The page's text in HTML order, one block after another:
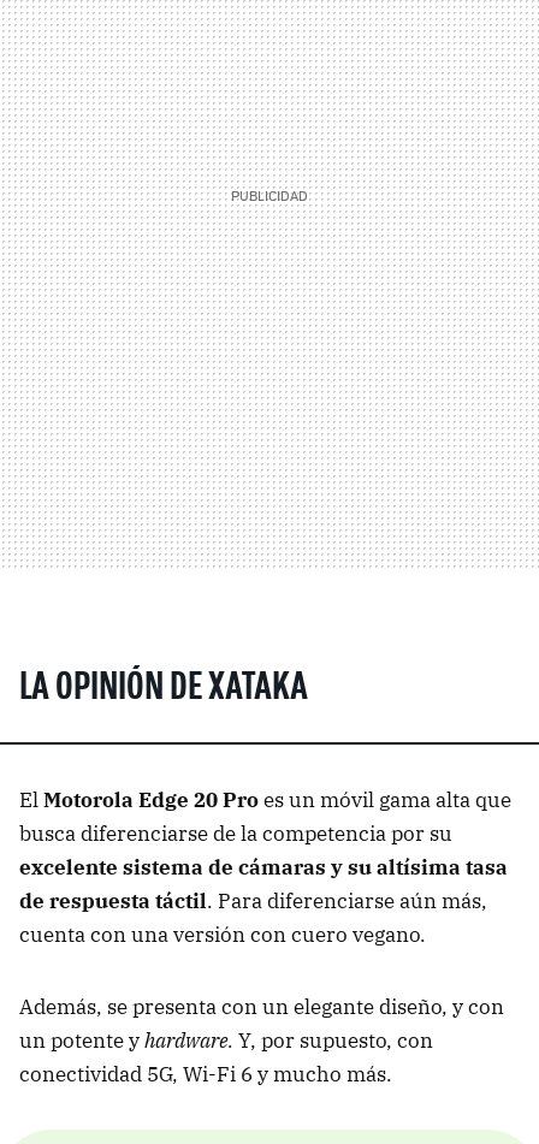
LA OPINIÓN DE XATAKA
ElMotorola Edge 20 Proes un móvil gama alta que
busca diferenciarse de la competencia por su
excelente sistema de cámaras y su altísima tasa
de respuesta táctil. Para diferenciarse aún más,
cuenta con una versión con cuero vegano.
Además, se presenta con un elegante diseño, y con
un potente yhardware. Y, por supuesto, con
conectividad 5G, Wi-Fi 6 y mucho más.